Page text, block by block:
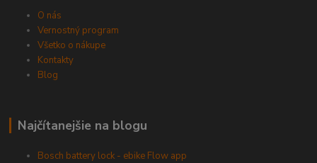
O nás
Vernostný program
Všetko o nákupe
Kontakty
Blog
Najčítanejšie na blogu
Bosch battery lock - ebike Flow app